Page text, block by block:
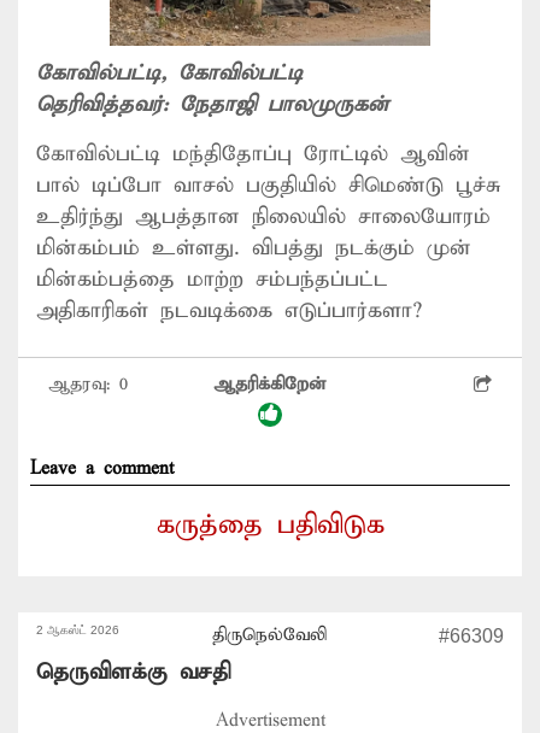
கோவில்பட்டி, கோவில்பட்டி
தெரிவித்தவர்: நேதாஜி பாலமுருகன்
கோவில்பட்டி மந்திதோப்பு ரோட்டில் ஆவின்
பால் டிப்போ வாசல் பகுதியில் சிமெண்டு பூச்சு
உதிர்ந்து ஆபத்தான நிலையில் சாலையோரம்
மின்கம்பம் உள்ளது. விபத்து நடக்கும் முன்
மின்கம்பத்தை மாற்ற சம்பந்தப்பட்ட
அதிகாரிகள் நடவடிக்கை எடுப்பார்களா?
ஆதரவு: 0 ஆதரிக்கிறேன்
Leave a comment
கருத்தை பதிவிடுக
2 ஆகஸ்ட் 2026 திருநெல்வேலி #66309
தெருவிளக்கு வசதி
Advertisement